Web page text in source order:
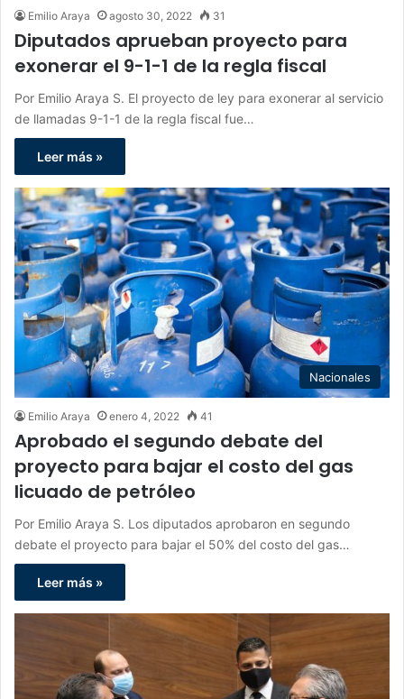
Emilio Araya agosto 30, 2022 31
Diputados aprueban proyecto para
exonerar el 9-1-1 de la regla fiscal
Por Emilio Araya S. El proyecto de ley para exonerar al servicio
de llamadas 9-1-1 de la regla fiscal fue…
Leer más »
Nacionales
Emilio Araya enero 4, 2022 41
Aprobado el segundo debate del
proyecto para bajar el costo del gas
licuado de petróleo
Por Emilio Araya S. Los diputados aprobaron en segundo
debate el proyecto para bajar el 50% del costo del gas…
Leer más »